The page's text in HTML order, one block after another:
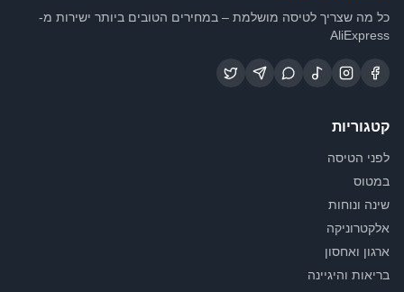
כל מה שצריך לטיסה מושלמת – במחירים הטובים ביותר ישירות מ-
AliExpress
קטגוריות
לפני הטיסה
במטוס
שינה ונוחות
אלקטרוניקה
ארגון ואחסון
בריאות והיגיינה